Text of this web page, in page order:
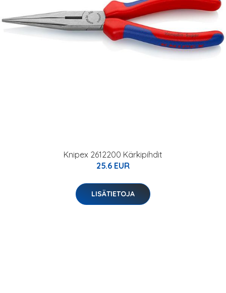
Knipex 2612200 Kärkipihdit
25.6 EUR
LISÄTIETOJA